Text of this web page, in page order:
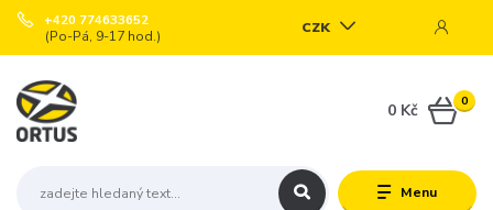
Menu
CZK
+420 774633652
(Po-Pá, 9-17 hod.)
0
0 Kč